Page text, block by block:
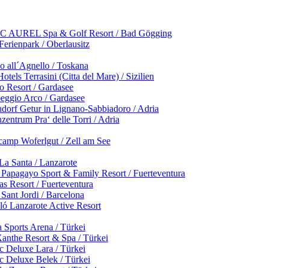
Spa & Golf Resort / Bad Gögging
/ Oberlausitz
/ Toskana
(Citta del Mare) / Sizilien
/ Gardasee
Arco / Gardasee
in Lignano-Sabbiadoro / Adria
Pra‘ delle Torri / Adria
/ Zell am See
/ Lanzarote
Sport & Family Resort / Fuerteventura
/ Fuerteventura
/ Barcelona
Active Resort
Arena / Türkei
Resort & Spa / Türkei
Lara / Türkei
Belek / Türkei